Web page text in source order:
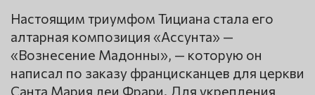
Настоящим триумфом Тициана стала его
алтарная композиция «Ассунта» —
«Вознесение Мадонны», — которую он
написал по заказу францисканцев для церкви
Санта Мария деи Фрари. Для укрепления